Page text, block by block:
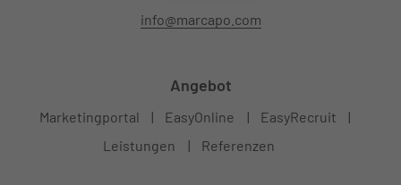
info@marcapo.com
Angebot
Marketingportal EasyOnline
EasyRecruit
Leistungen
Referenzen